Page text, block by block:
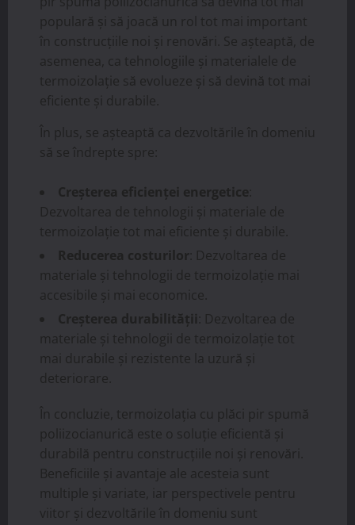
populară și să joacă un rol tot mai important
în construcțiile noi și renovări. Se așteaptă, de
asemenea, ca tehnologiile și materialele de
termoizolație să evolueze și să devină tot mai
eficiente și durabile.
În plus, se așteaptă ca dezvoltările în domeniu
să se îndrepte spre:
Creșterea eficienței energetice
Dezvoltarea de tehnologii și materiale de
termoizolație tot mai eficiente și durabile.
Reducerea costurilor : Dezvoltarea de
materiale și tehnologii de termoizolație mai
accesibile și mai economice.
Creșterea durabilității : Dezvoltarea de
materiale și tehnologii de termoizolație tot
mai durabile și rezistente la uzură și
deteriorare.
În concluzie, termoizolația cu plăci pir spumă
poliizocianurică este o soluție eficientă și
durabilă pentru construcțiile noi și renovări.
Beneficiile și avantaje ale acesteia sunt
multiple și variate, iar perspectivele pentru
viitor și dezvoltările în domeniu sunt